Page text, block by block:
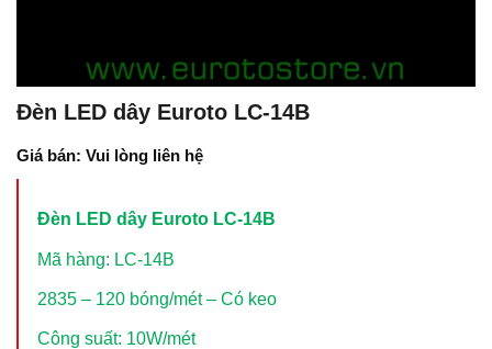
Đèn LED dây Euroto LC-14B
Giá bán: Vui lòng liên hệ
Đèn LED dây Euroto LC-14B
Mã hàng: LC-14B
2835 – 120 bóng/mét – Có keo
Công suất: 10W/mét